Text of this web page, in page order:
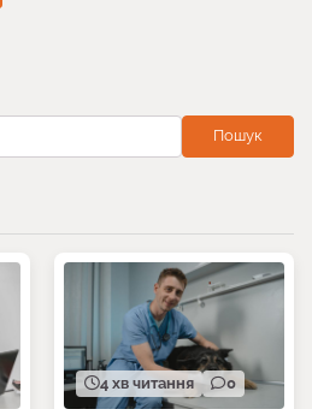
Пошук
4 хв читання 0